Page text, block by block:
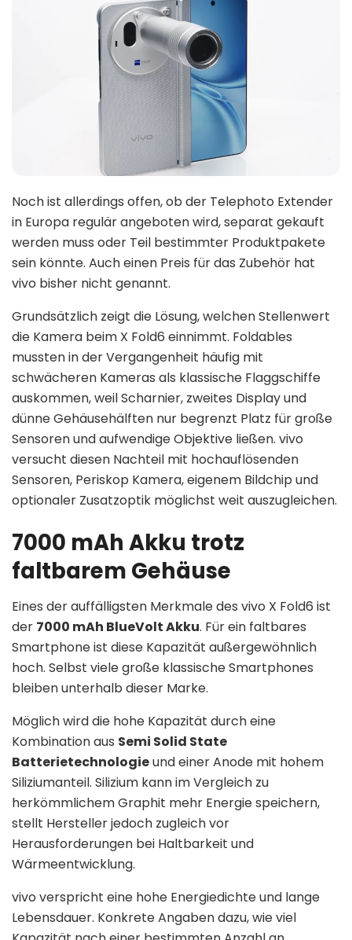
Noch ist allerdings offen, ob der Telephoto Extender
in Europa regulär angeboten wird, separat gekauft
werden muss oder Teil bestimmter Produktpakete
sein könnte. Auch einen Preis für das Zubehör hat
vivo bisher nicht genannt.
Grundsätzlich zeigt die Lösung, welchen Stellenwert
die Kamera beim X Fold6 einnimmt. Foldables
mussten in der Vergangenheit häufig mit
schwächeren Kameras als klassische Flaggschiffe
auskommen, weil Scharnier, zweites Display und
dünne Gehäusehälften nur begrenzt Platz für große
Sensoren und aufwendige Objektive ließen. vivo
versucht diesen Nachteil mit hochauflösenden
Sensoren, Periskop Kamera, eigenem Bildchip und
optionaler Zusatzoptik möglichst weit auszugleichen.
7000 mAh Akku trotz
faltbarem Gehäuse
Eines der auffälligsten Merkmale des vivo X Fold6 ist
der 7000 mAh BlueVolt Akku. Für ein faltbares
Smartphone ist diese Kapazität außergewöhnlich
hoch. Selbst viele große klassische Smartphones
bleiben unterhalb dieser Marke.
Möglich wird die hohe Kapazität durch eine
Kombination aus Semi Solid State
Batterietechnologieund einer Anode mit hohem
Siliziumanteil. Silizium kann im Vergleich zu
herkömmlichem Graphit mehr Energie speichern,
stellt Hersteller jedoch zugleich vor
Herausforderungen bei Haltbarkeit und
Wärmeentwicklung.
vivo verspricht eine hohe Energiedichte und lange
Lebensdauer. Konkrete Angaben dazu, wie viel